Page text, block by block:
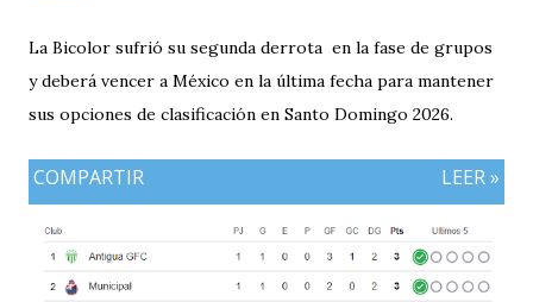
La Bicolor sufrió su segunda derrota en la fase de grupos
y deberá vencer a México en la última fecha para mantener
sus opciones de clasificación en Santo Domingo 2026.
COMPARTIR LEER »